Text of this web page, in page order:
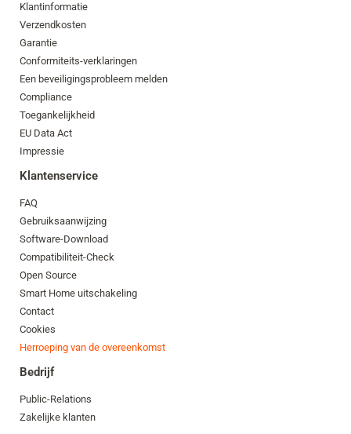
Klantinformatie
Verzendkosten
Garantie
Conformiteits-verklaringen
Een beveiligingsprobleem melden
Compliance
Toegankelijkheid
EU Data Act
Impressie
Klantenservice
FAQ
Gebruiksaanwijzing
Software-Download
Compatibiliteit-Check
Open Source
Smart Home uitschakeling
Contact
Cookies
Herroeping van de overeenkomst
Bedrijf
Public-Relations
Zakelijke klanten